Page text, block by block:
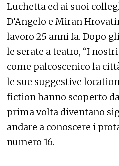
Luchetta ed ai suoi
D’Angelo e Miran
lavoro 25 anni fa. Dopo
le serate a teatro, “I
come palcoscenico la
le sue suggestive
fiction hanno scoperto
prima volta diventano
andare a conoscere i
numero 16.